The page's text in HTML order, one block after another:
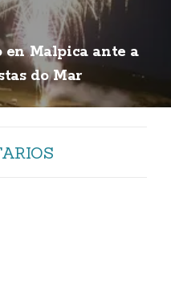
Malpica ante a
do Mar